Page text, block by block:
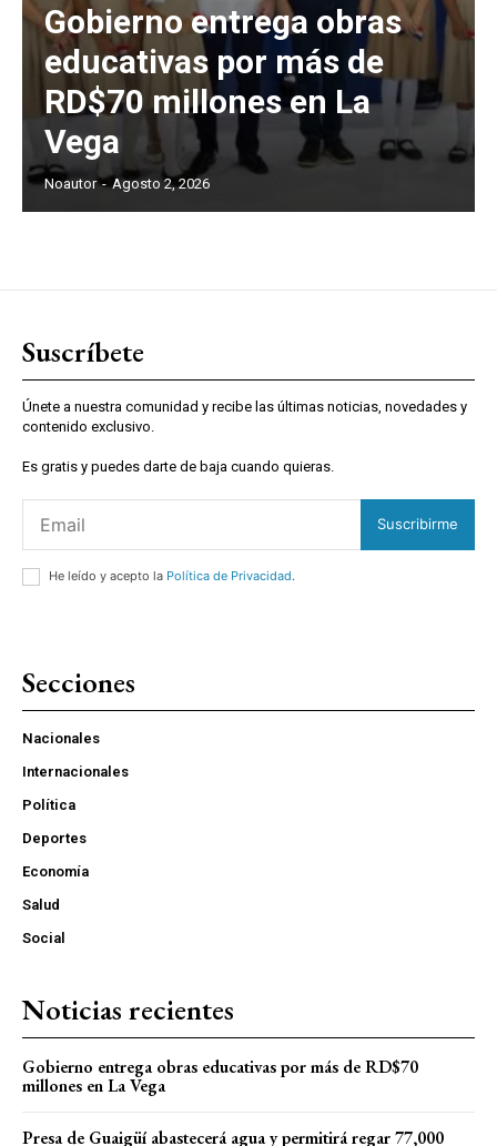
Gobierno entrega obras
educativas por más de
RD$70 millones en La
Vega
Noautor - Agosto 2, 2026
Suscríbete
Únete a nuestra comunidad y recibe las últimas noticias, novedades y
contenido exclusivo.
Es gratis y puedes darte de baja cuando quieras.
Suscribirme
He leído y acepto la Política de Privacidad.
Secciones
Nacionales
Internacionales
Política
Deportes
Economía
Salud
Social
Noticias recientes
Gobierno entrega obras educativas por más de RD$70
millones en La Vega
Presa de Guaigüí abastecerá agua y permitirá regar 77,000